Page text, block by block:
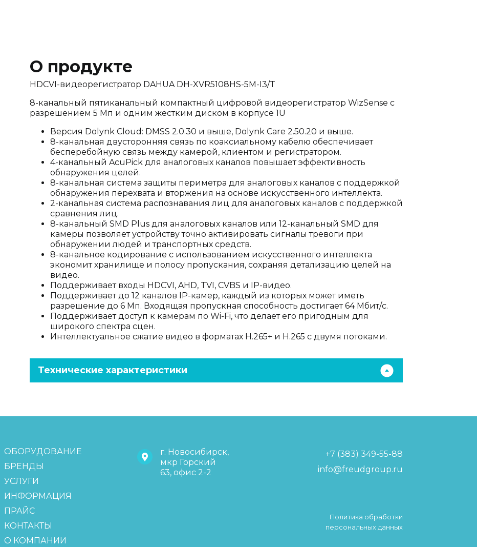
О продукте
HDCVI-видеорегистратор DAHUA DH-XVR5108HS-5M-I3/T
8-канальный пятиканальный компактный цифровой видеорегистратор WizSense с
разрешением 5 Мп и одним жестким диском в корпусе 1U
Версия Dolynk Cloud: DMSS 2.0.30 и выше, Dolynk Care 2.50.20 и выше.
8-канальная двусторонняя связь по коаксиальному кабелю обеспечивает
бесперебойную связь между камерой, клиентом и регистратором.
4-канальный AcuPick для аналоговых каналов повышает эффективность
обнаружения целей.
8-канальная система защиты периметра для аналоговых каналов с поддержкой
обнаружения перехвата и вторжения на основе искусственного интеллекта.
2-канальная система распознавания лиц для аналоговых каналов с поддержкой
сравнения лиц.
8-канальный SMD Plus для аналоговых каналов или 12-канальный SMD для
камеры позволяет устройству точно активировать сигналы тревоги при
обнаружении людей и транспортных средств.
8-канальное кодирование с использованием искусственного интеллекта
экономит хранилище и полосу пропускания, сохраняя детализацию целей на
видео.
Поддерживает входы HDCVI, AHD, TVI, CVBS и IP-видео.
Поддерживает до 12 каналов IP-камер, каждый из которых может иметь
разрешение до 6 Мп. Входящая пропускная способность достигает 64 Мбит/с.
Поддерживает доступ к камерам по Wi-Fi, что делает его пригодным для
широкого спектра сцен.
Интеллектуальное сжатие видео в форматах H.265+ и H.265 с двумя потоками.
Технические характеристики
ОБОРУДОВАНИЕ
БРЕНДЫ
УСЛУГИ
ИНФОРМАЦИЯ
ПРАЙС
КОНТАКТЫ
О КОМПАНИИ
г. Новосибирск,
мкр Горский
63, офис 2-2
+7 (383) 349-55-88
info@freudgroup.ru
Политика обработки
персональных данных